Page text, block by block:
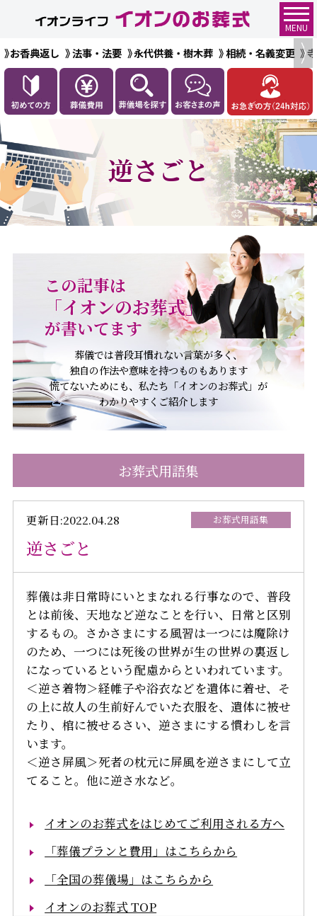
MENU
お香典返し 法事・法要 永代供養・樹木葬 相続・名義変更
逆さごと
この記事は
「イオンのお葬式」
が書いてます
葬儀では普段耳慣れない言葉が多く、
独自の作法や意味を持つものもあります
慌てないためにも、私たち「イオンのお葬式」が
わかりやすくご紹介します
お葬式用語集
更新日:2022.04.28 お葬式用語集
逆さごと
葬儀は非日常時にいとまなれる行事なので、普段
とは前後、天地など逆なことを行い、日常と区別
するもの。さかさまにする風習は一つには魔除け
のため、一つには死後の世界が生の世界の裏返し
になっているという配慮からといわれています。
＜逆さ着物＞経帷子や浴衣などを遺体に着せ、そ
の上に故人の生前好んでいた衣服を、遺体に被せ
たり、棺に被せるさい、逆さまにする慣わしを言
います。
＜逆さ屏風＞死者の枕元に屏風を逆さまにして立
てること。他に逆さ水など。
イオンのお葬式をはじめてご利用される方へ
「葬儀プランと費用」はこちらから
「全国の葬儀場」はこちらから
イオンのお葬式 TOP